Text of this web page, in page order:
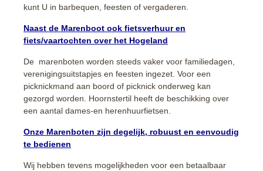
kunt U in barbequen, feesten of vergaderen.
Naast de Marenboot ook fietsverhuur en
fiets/vaartochten over het Hogeland
De marenboten worden steeds vaker voor familiedagen,
verenigingsuitstapjes en feesten ingezet. Voor een
picknickmand aan boord of picknick onderweg kan
gezorgd worden. Hoornstertil heeft de beschikking over
een aantal dames-en herenhuurfietsen.
Onze Marenboten zijn degelijk, robuust en eenvoudig
te bedienen
Wij hebben tevens mogelijkheden voor een betaalbaar